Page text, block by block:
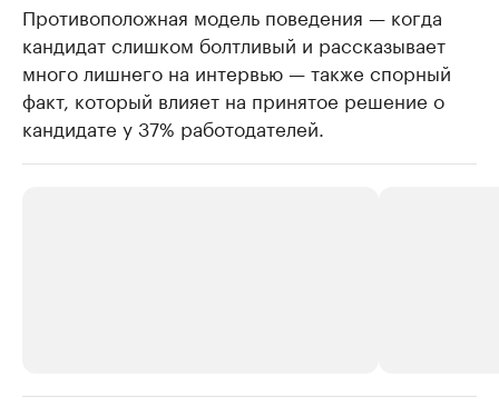
Противоположная модель поведения — когда
кандидат слишком болтливый и рассказывает
много лишнего на интервью — также спорный
факт, который влияет на принятое решение о
кандидате у 37% работодателей.